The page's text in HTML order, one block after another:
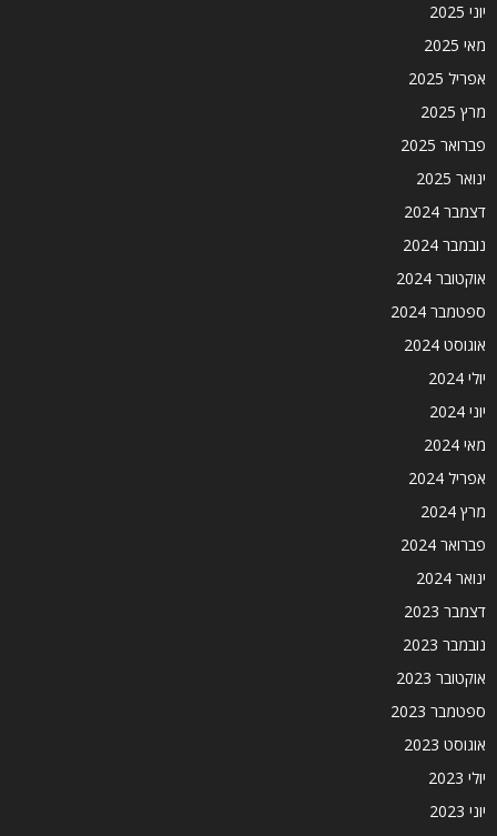
יוני 2025
מאי 2025
אפריל 2025
מרץ 2025
פברואר 2025
ינואר 2025
דצמבר 2024
נובמבר 2024
אוקטובר 2024
ספטמבר 2024
אוגוסט 2024
יולי 2024
יוני 2024
מאי 2024
אפריל 2024
מרץ 2024
פברואר 2024
ינואר 2024
דצמבר 2023
נובמבר 2023
אוקטובר 2023
ספטמבר 2023
אוגוסט 2023
יולי 2023
יוני 2023